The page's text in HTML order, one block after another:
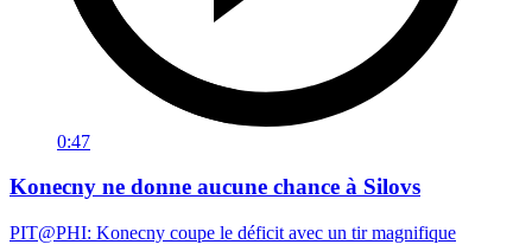
0:47
Konecny ne donne aucune chance à Silovs
PIT@PHI: Konecny coupe le déficit avec un tir magnifique